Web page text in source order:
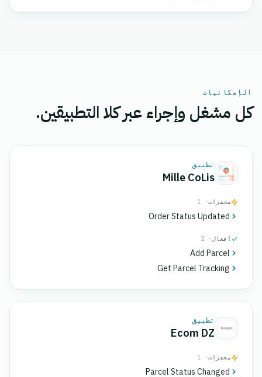
الإمكانيات
كل مشغل وإجراء عبر كلا التطبيقين.
تطبيق
Mille CoLis
محفزات· 1
Order Status Updated
أفعال · 2
Add Parcel
Get Parcel Tracking
تطبيق
Ecom DZ
محفزات· 1
Parcel Status Changed